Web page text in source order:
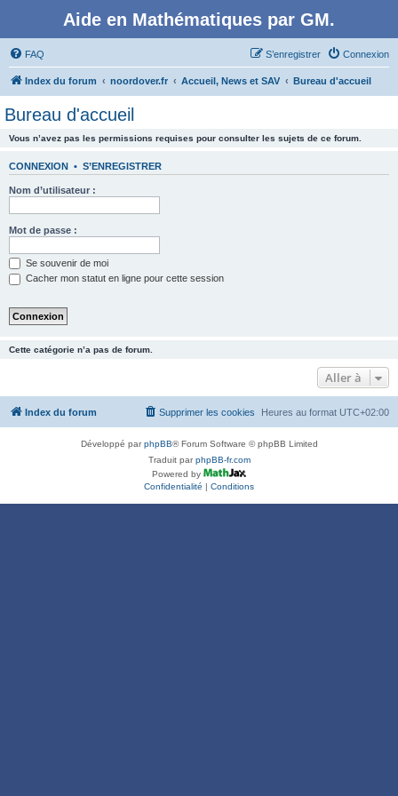
Aide en Mathématiques par GM.
FAQ Connexion
S’enregistrer
Index du forum noordover.fr Accueil, News et SAV Bureau d'accueil
Bureau d'accueil
Vous n’avez pas les permissions requises pour consulter les sujets de ce forum.
CONNEXION • S’ENREGISTRER
Nom d’utilisateur :
Mot de passe :
Se souvenir de moi
Cacher mon statut en ligne pour cette session
Cette catégorie n’a pas de forum.
Aller à
Index du forum Heures au format UTC+02:00
Supprimer les cookies
Développé parphpBB® Forum Software © phpBB Limited
Traduit parphpBB-fr.com
Powered by
Confidentialité | Conditions